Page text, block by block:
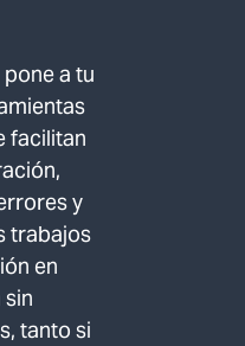
a tu
facilitan
y
trabajos
en
tanto si